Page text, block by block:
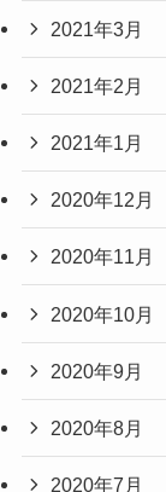
2021年3月
2021年2月
2021年1月
2020年12月
2020年11月
2020年10月
2020年9月
2020年8月
2020年7月